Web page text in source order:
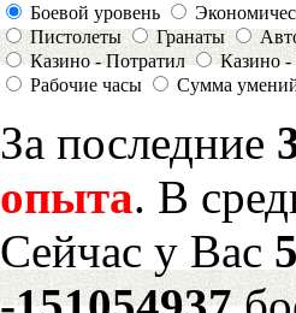
Боевой уровень
Пистолеты
Гранаты
Казино - Потратил
Казино
Рабочие часы
Сумма
За последние
опыта. В
Сейчас у Вас